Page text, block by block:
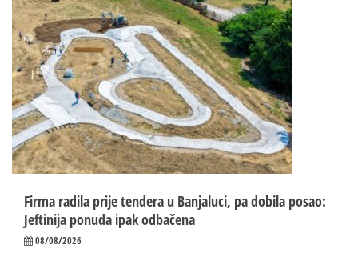
Firma radila prije tendera u Banjaluci, pa dobila posao:
Jeftinija ponuda ipak odbačena
08/08/2026